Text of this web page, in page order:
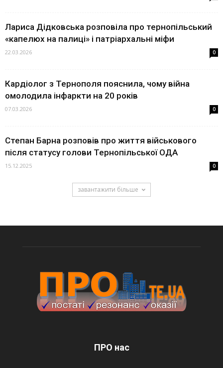
Лариса Дідковська розповіла про тернопільський
«капелюх на палиці» і патріархальні міфи
22.03.2026 0
Кардіолог з Тернополя пояснила, чому війна
омолодила інфаркти на 20 років
07.03.2026 0
Степан Барна розповів про життя військового
після статусу голови Тернопільської ОДА
15.12.2025 0
завантажити більше
ПРО нас